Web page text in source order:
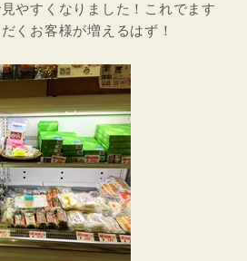
やすくなりました！これでます
くお客様が増えるはず！